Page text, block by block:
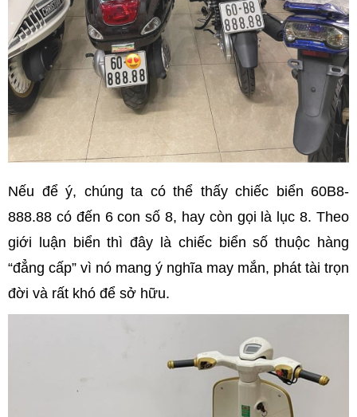
Nếu để ý, chúng ta có thể thấy chiếc biển 60B8-
888.88 có đến 6 con số 8, hay còn gọi là lục 8. Theo
giới luận biển thì đây là chiếc biển số thuộc hàng
“đẳng cấp” vì nó mang ý nghĩa may mắn, phát tài trọn
đời và rất khó để sở hữu.